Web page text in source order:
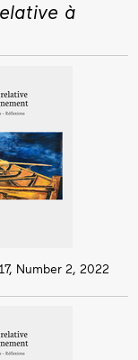
à
Number 2, 2022